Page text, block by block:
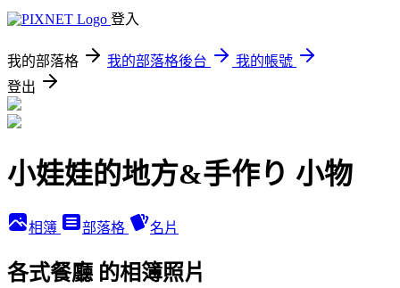
登入
我的部落格 我的部落格後台
我的帳號
登出
小娃娃的地方&手作り 小物
相簿 部落格 名片
各式餐廳 的相簿照片